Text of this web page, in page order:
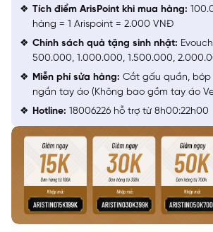
Tích điểm ArisPoint khi mua hàng:
hàng = 1 Arispoint = 2.000 VNĐ
Chính sách quà tặng sinh nhật:
500.000, 1.000.000, 1.500.000,
Miễn phí sửa hàng: Cắt gấu quần,
ngắn tay áo (Không bao gồm tay áo
Hotline: 18006226 hỗ trợ từ 8h00:22h00